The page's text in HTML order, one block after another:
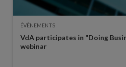
ÉVÈNEMENTS
VdA participates in "Doing
webinar